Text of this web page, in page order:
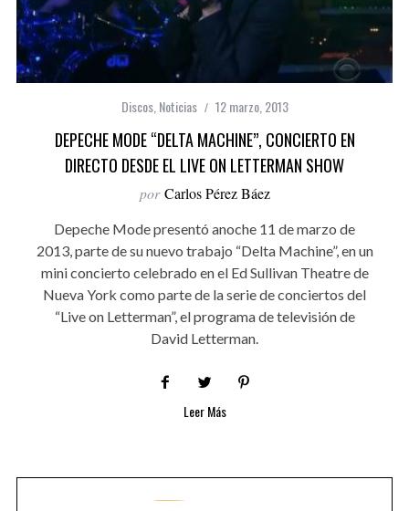
Discos, Noticias 12 marzo, 2013
DEPECHE MODE “DELTA MACHINE”, CONCIERTO EN
DIRECTO DESDE EL LIVE ON LETTERMAN SHOW
por Carlos Pérez Báez
Depeche Mode presentó anoche 11 de marzo de
2013, parte de su nuevo trabajo “Delta Machine”, en un
mini concierto celebrado en el Ed Sullivan Theatre de
Nueva York como parte de la serie de conciertos del
“Live on Letterman”, el programa de televisión de
David Letterman.
Leer Más